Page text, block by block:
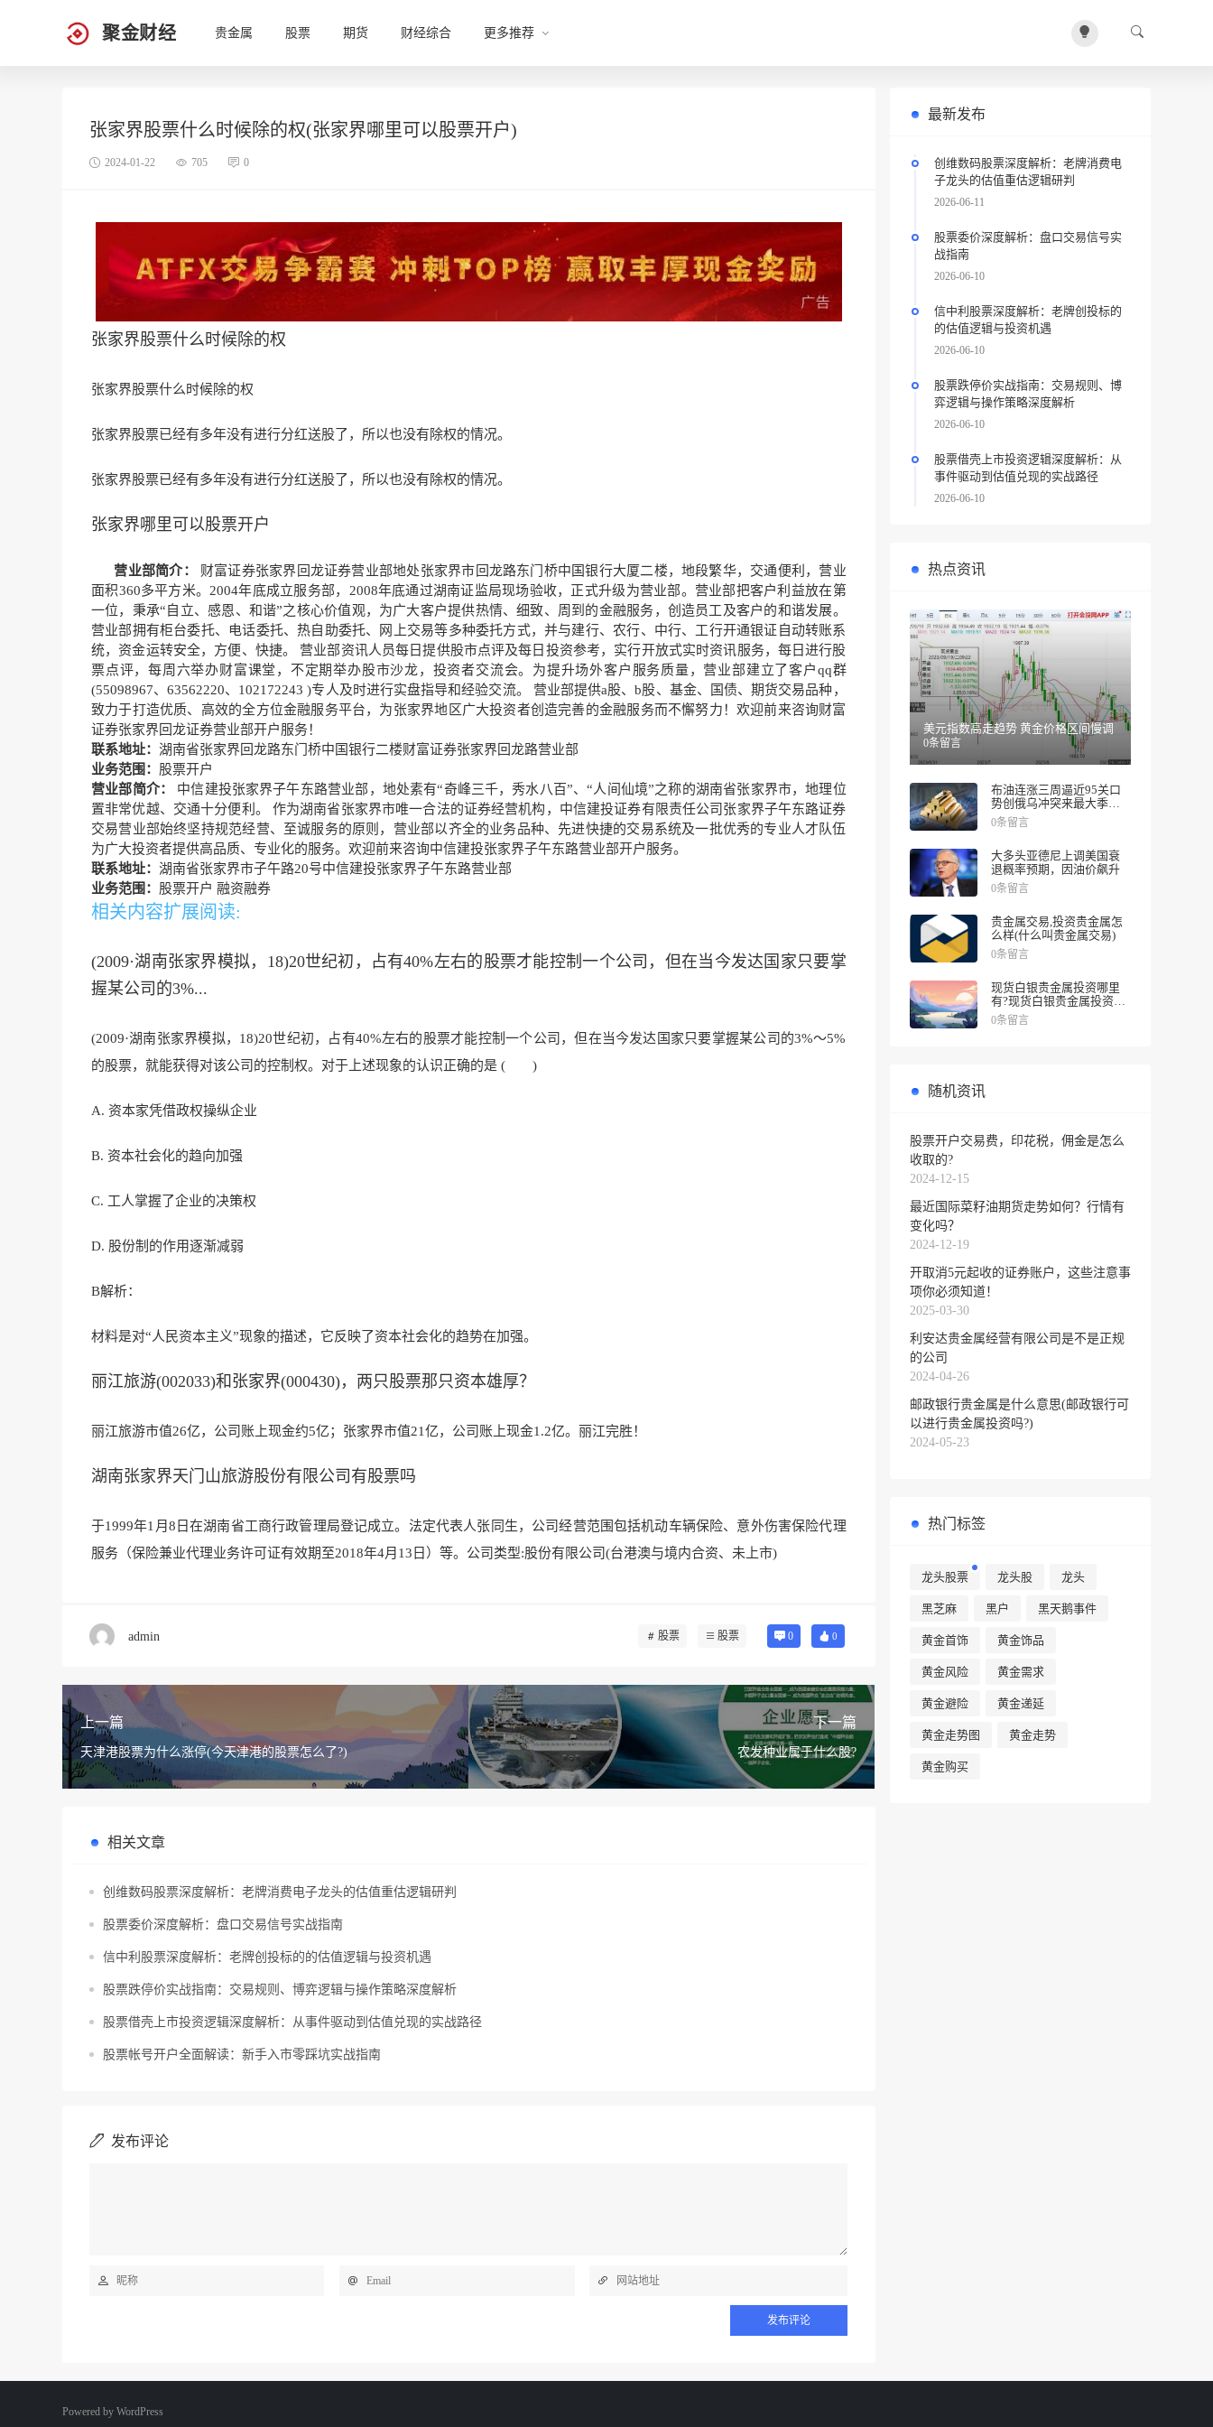
聚金财经 贵金属 股票 期货 财经综合 更多推荐
张家界股票什么时候除的权(张家界哪里可以股票开户)
2024-01-22 705 0
张家界股票什么时候除的权
张家界股票什么时候除的权
张家界股票已经有多年没有进行分红送股了，所以也没有除权的情况。
张家界股票已经有多年没有进行分红送股了，所以也没有除权的情况。
张家界哪里可以股票开户
营业部简介：
财富证券张家界回龙证券营业部地处张家界市回龙路东门桥中国银行大厦二楼，地段繁华，交通便利，营业
面积360多平方米。2004年底成立服务部，2008年底通过湖南证监局现场验收，正式升级为营业部。营业部把客户利益放在第
一位，秉承“自立、感恩、和谐”之核心价值观，为广大客户提供热情、细致、周到的金融服务，创造员工及客户的和谐发展。
营业部拥有柜台委托、电话委托、热自助委托、网上交易等多种委托方式，并与建行、农行、中行、工行开通银证自动转账系
统，资金运转安全，方便、快捷。 营业部资讯人员每日提供股市点评及每日投资参考，实行开放式实时资讯服务，每日进行股
票点评，每周六举办财富课堂，不定期举办股市沙龙，投资者交流会。为提升场外客户服务质量，营业部建立了客户qq群
(55098967、63562220、102172243 )专人及时进行实盘指导和经验交流。 营业部提供a股、b股、基金、国债、期货交易品种，
致力于打造优质、高效的全方位金融服务平台，为张家界地区广大投资者创造完善的金融服务而不懈努力！欢迎前来咨询财富
证券张家界回龙证券营业部开户服务！
联系地址： 湖南省张家界回龙路东门桥中国银行二楼财富证券张家界回龙路营业部
业务范围： 股票开户
营业部简介：
中信建投张家界子午东路营业部，地处素有“奇峰三千，秀水八百”、“人间仙境”之称的湖南省张家界市，地理位
置非常优越、交通十分便利。 作为湖南省张家界市唯一合法的证券经营机构，中信建投证券有限责任公司张家界子午东路证券
交易营业部始终坚持规范经营、至诚服务的原则，营业部以齐全的业务品种、先进快捷的交易系统及一批优秀的专业人才队伍
为广大投资者提供高品质、专业化的服务。欢迎前来咨询中信建投张家界子午东路营业部开户服务。
联系地址： 湖南省张家界市子午路20号中信建投张家界子午东路营业部
业务范围： 股票开户 融资融券
相关内容扩展阅读:
(2009·湖南张家界模拟，18)20世纪初，占有40%左右的股票才能控制一个公司，但在当今发达国家只要掌
握某公司的3%...
(2009·湖南张家界模拟，18)20世纪初，占有40%左右的股票才能控制一个公司，但在当今发达国家只要掌握某公司的3%～5%
的股票，就能获得对该公司的控制权。对于上述现象的认识正确的是 ( )
A. 资本家凭借政权操纵企业
B. 资本社会化的趋向加强
C. 工人掌握了企业的决策权
D. 股份制的作用逐渐减弱
B解析：
材料是对“人民资本主义”现象的描述，它反映了资本社会化的趋势在加强。
丽江旅游(002033)和张家界(000430)，两只股票那只资本雄厚？
丽江旅游市值26亿，公司账上现金约5亿；张家界市值21亿，公司账上现金1 .2亿。丽江完胜！
湖南张家界天门山旅游股份有限公司有股票吗
于1999年1月8日在湖南省工商行政管理局登记成立。法定代表人张 同生，公司经营范围包括机动车辆保险、意外伤害保险代理
服务（保险兼业代理业务许可证有效期至2018年4月13日）等。公司类型:股份有限公司 (台港澳与境内合资、 未上市)
admin 股票 股票 0 0
上一篇
天津港股票为什么涨停(今天津港的股票怎么了?)
下一篇
农发种业属于什么股?
相关文章
创维数码股票深度解析：老牌消费电子龙头的估值重估逻辑研判
股票委价深度解析：盘口交易信号实战指南
信中利股票深度解析：老牌创投标的的估值逻辑与投资机遇
股票跌停价实战指南：交易规则、博弈逻辑与操作策略深度解析
股票借壳上市投资逻辑深度解析：从事件驱动到估值兑现的实战路径
股票帐号开户全面解读：新手入市零踩坑实战指南
发布评论
最新发布
创维数码股票深度解析：老牌消费电
子龙头的估值重估逻辑研判
2026-06-11
股票委价深度解析：盘口交易信号实
战指南
2026-06-10
信中利股票深度解析：老牌创投标的
的估值逻辑与投资机遇
2026-06-10
股票跌停价实战指南：交易规则、博
弈逻辑与操作策略深度解析
2026-06-10
股票借壳上市投资逻辑深度解析：从
事件驱动到估值兑现的实战路径
2026-06-10
热点资讯
美元指数高走趋势 黄金价格区间慢调
0条留言
布油连涨三周逼近95关口
势创俄乌冲突来最大季度
涨幅
0条留言
大多头亚德尼上调美国衰
退概率预期，因油价飙升
0条留言
贵金属交易,投资贵金属怎
么样(什么叫贵金属交易)
0条留言
现货白银贵金属投资哪里
有?现货白银贵金属投资被
诱导投资亏损
0条留言
随机资讯
股票开户交易费，印花税，佣金是怎么
收取的?
2024-12-15
最近国际菜籽油期货走势如何？行情有
变化吗？
2024-12-19
开取消5元起收的证券账户，这些注意事
项你必须知道！
2025-03-30
利安达贵金属经营有限公司是不是正规
的公司
2024-04-26
邮政银行贵金属是什么意思(邮政银行可
以进行贵金属投资吗?)
2024-05-23
热门标签
龙头股票 龙头股 龙头
黑芝麻 黑户 黑天鹅事件
黄金首饰 黄金饰品
黄金风险 黄金需求
黄金避险 黄金递延
黄金走势图 黄金走势
黄金购买
Powered by WordPress